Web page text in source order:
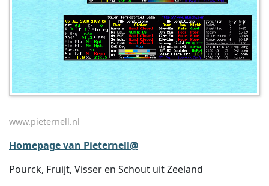
www.pieternell.nl
Homepage van Pieternell@
Pourck, Fruijt, Visser en Schout uit Zeeland